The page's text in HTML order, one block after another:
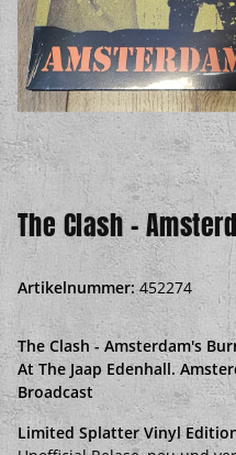
The Clash -
Artikelnummer:452274
The Clash - Amsterdam's
At The Jaap Edenhall.
Broadcast
Limited Splatter Vinyl